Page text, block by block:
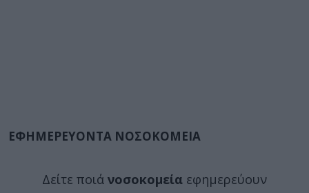
ΕΦΗΜΕΡΕΥΟΝΤΑ ΝΟΣΟΚΟΜΕΙΑ
Δείτε ποιά νοσοκομεία εφημερεύουν